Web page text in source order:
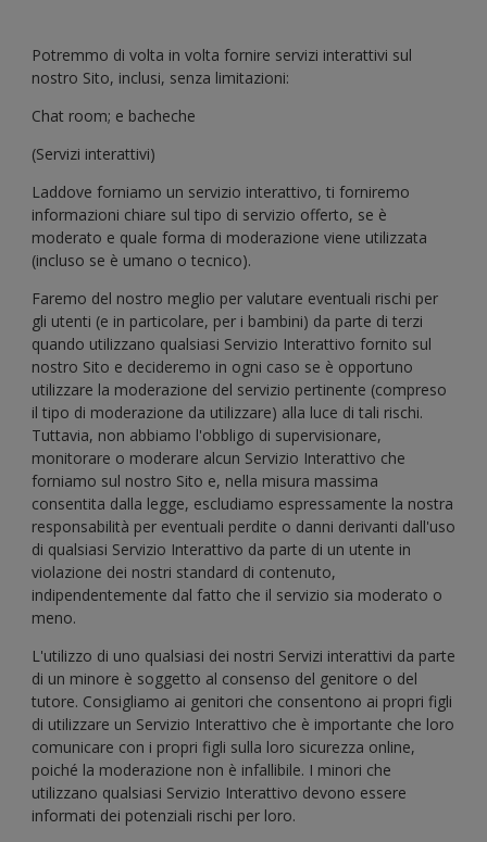
Potremmo di volta in volta fornire servizi interattivi sul
nostro Sito, inclusi, senza limitazioni:
Chat room; e bacheche
(Servizi interattivi)
Laddove forniamo un servizio interattivo, ti forniremo
informazioni chiare sul tipo di servizio offerto, se è
moderato e quale forma di moderazione viene utilizzata
(incluso se è umano o tecnico).
Faremo del nostro meglio per valutare eventuali rischi per
gli utenti (e in particolare, per i bambini) da parte di terzi
quando utilizzano qualsiasi Servizio Interattivo fornito sul
nostro Sito e decideremo in ogni caso se è opportuno
utilizzare la moderazione del servizio pertinente (compreso
il tipo di moderazione da utilizzare) alla luce di tali rischi.
Tuttavia, non abbiamo l'obbligo di supervisionare,
monitorare o moderare alcun Servizio Interattivo che
forniamo sul nostro Sito e, nella misura massima
consentita dalla legge, escludiamo espressamente la nostra
responsabilità per eventuali perdite o danni derivanti dall'uso
di qualsiasi Servizio Interattivo da parte di un utente in
violazione dei nostri standard di contenuto,
indipendentemente dal fatto che il servizio sia moderato o
meno.
L'utilizzo di uno qualsiasi dei nostri Servizi interattivi da parte
di un minore è soggetto al consenso del genitore o del
tutore. Consigliamo ai genitori che consentono ai propri figli
di utilizzare un Servizio Interattivo che è importante che loro
comunicare con i propri figli sulla loro sicurezza online,
poiché la moderazione non è infallibile. I minori che
utilizzano qualsiasi Servizio Interattivo devono essere
informati dei potenziali rischi per loro.